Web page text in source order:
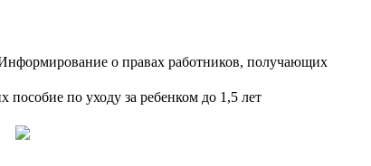
о правах работников, получающих
по уходу за ребенком до 1,5 лет